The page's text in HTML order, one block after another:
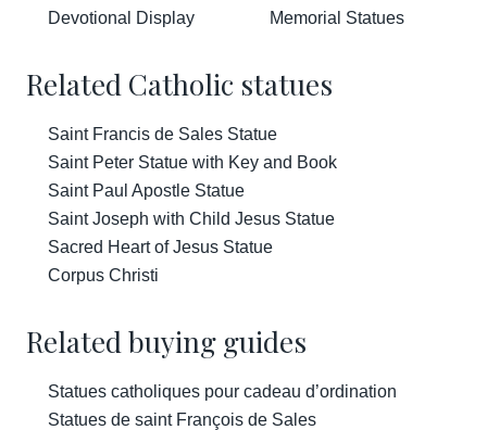
Devotional Display
Memorial Statues
Related Catholic statues
Saint Francis de Sales Statue
Saint Peter Statue with Key and Book
Saint Paul Apostle Statue
Saint Joseph with Child Jesus Statue
Sacred Heart of Jesus Statue
Corpus Christi
Related buying guides
Statues catholiques pour cadeau d’ordination
Statues de saint François de Sales